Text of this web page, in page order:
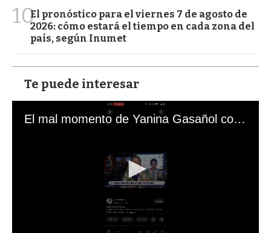
10El pronóstico para el viernes 7 de agosto de
2026: cómo estará el tiempo en cada zona del
país, según Inumet
Te puede interesar
El mal momento de Yanina Gasañol con un hincha argentino en "Subrayado"